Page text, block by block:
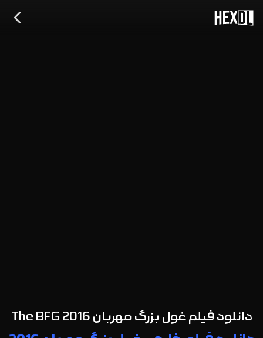
دانلود فیلم غول بزرگ مهربان The BFG 2016